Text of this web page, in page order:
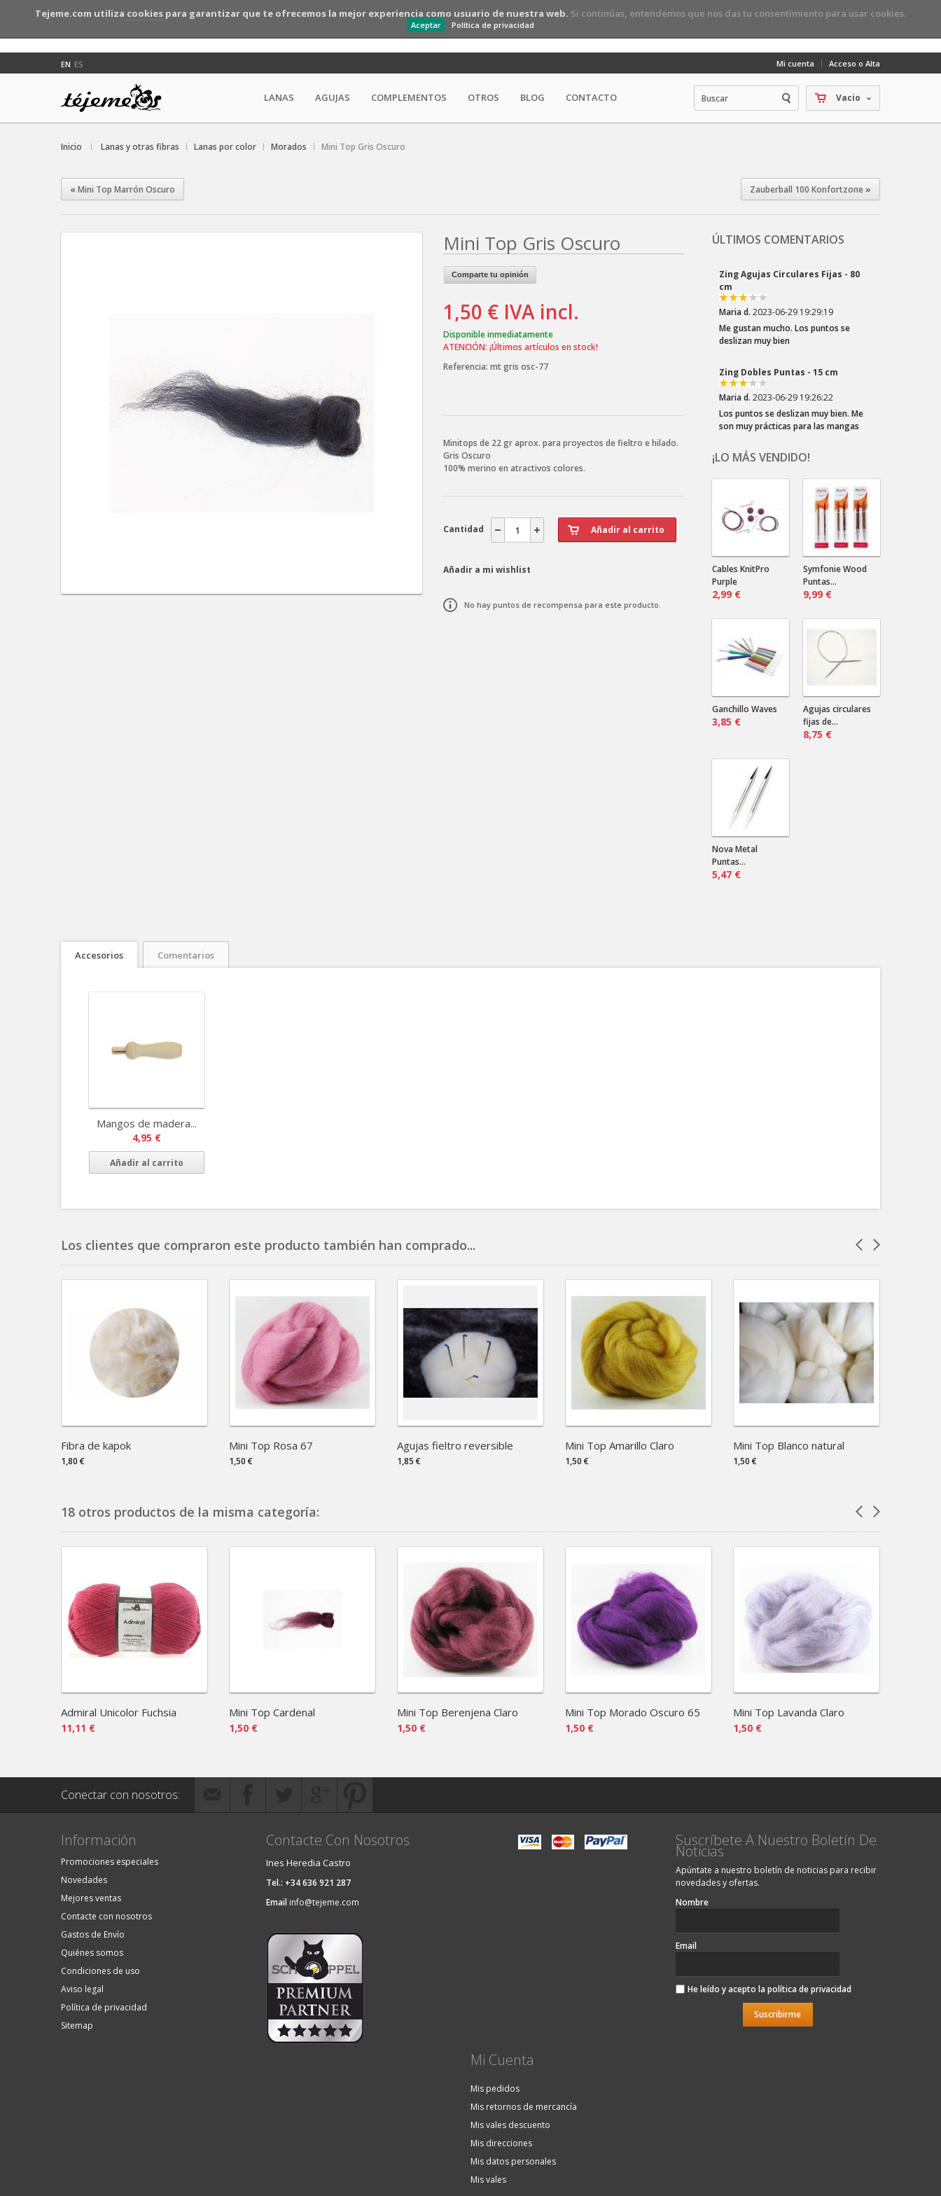
Tejeme.com utiliza cookies para garantizar que te ofrecemos la mejor experiencia como usuario de nuestra web. Si continúas, entendemos que nos das tu consentimiento para usar cookies.
Aceptar Política de privacidad
Mi cuenta Acceso o Alta
Vacio
EN ES
LANAS AGUJAS COMPLEMENTOS OTROS BLOG CONTACTO
Inicio Lanas y otras fibras Lanas por color Morados Mini Top Gris Oscuro
«Mini Top Marrón Oscuro Zauberball 100 Konfortzone»
ÚLTIMOS COMENTARIOS
Zing Agujas Circulares Fijas - 80
cm
Maria d. 2023-06-29 19:29:19
Me gustan mucho. Los puntos se
deslizan muy bien
Zing Dobles Puntas - 15 cm
Maria d. 2023-06-29 19:26:22
Los puntos se deslizan muy bien. Me
son muy prácticas para las mangas
2023-03-22 20:10:32
¡Los colores del Zauberball "Crazy"
son tan divertidos! Elegí esta lana por
el los azules...
Crazy Zauberball Malerwinkel
Dala .
2023-03-22 20:06:16
bien con un color liso oscuro.
¿Marino? ¿Negro? ¿Verde?...
Cardas de mano
2024-08-16 18:12:31
Envían a Uruguay? Que precio sería
por más de un par?
¡LO MÁS VENDIDO!
Cables KnitPro
Purple
2,99 €
Symfonie Wood
Puntas...
9,99 €
Ganchillo Waves
3,85 €
Agujas circulares
fijas de...
8,75 €
Nova Metal
Puntas...
5,47 €
Mini Top Gris Oscuro
Comparte tu opinión
1,50 € IVA incl.
Disponible inmediatamente
ATENCIÓN: ¡Últimos artículos en stock!
Referencia: mt gris osc-77
Minitops de 22 gr aprox. para proyectos de fieltro e hilado.
Gris Oscuro
100% merino en atractivos colores.
Cantidad
Añadir a mi wishlist
No hay puntos de recompensa para este producto.
Accesorios Comentarios
Mangos de madera...
4,95 €
Añadir al carrito
Los clientes que compraron este producto también han comprado...
Fibra de kapok
1,80 €
Mini Top Rosa 67
1,50 €
Agujas fieltro reversible
1,85 €
Mini Top Amarillo Claro
1,50 €
Mini Top Blanco natural
1,50 €
18 otros productos de la misma categoría:
Admiral Unicolor Fuchsia
11,11 €
Mini Top Cardenal
1,50 €
Mini Top Berenjena Claro
1,50 €
Mini Top Morado Oscuro 65
1,50 €
Mini Top Lavanda Claro
1,50 €
Conectar con nosotros:
Información
Promociones especiales
Novedades
Mejores ventas
Contacte con nosotros
Gastos de Envío
Quiénes somos
Condiciones de uso
Aviso legal
Política de privacidad
Sitemap
Contacte Con Nosotros
Ines Heredia Castro
Tel.: +34 636 921 287
Email info@tejeme.com
Suscríbete A Nuestro Boletín De
Noticias
Apúntate a nuestro boletín de noticias para recibir
novedades y ofertas.
Nombre
Email
He leído y acepto la política de privacidad
Suscribirme
Mi Cuenta
Mis pedidos
Mis retornos de mercancía
Mis vales descuento
Mis direcciones
Mis datos personales
Mis vales